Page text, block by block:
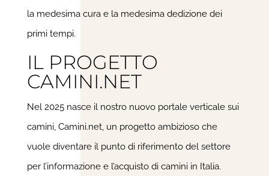
la medesima cura e la medesima dedizione dei
primi tempi.
IL PROGETTO
CAMINI.NET​
Nel 2025 nasce il nostro nuovo portale verticale sui
camini, Camini.net, un progetto ambizioso che
vuole diventare il punto di riferimento del settore
per l’informazione e l’acquisto di camini in Italia.